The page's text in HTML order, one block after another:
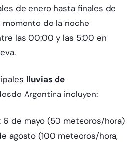
de enero hasta finales de
momento de la noche
las 00:00 y las 5:00 en
lluvias de
Argentina incluyen:​
6 de mayo (50 meteoros/hora)
agosto (100 meteoros/hora,